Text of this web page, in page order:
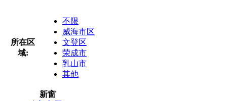
所在区
域:
不限
威海市区
文登区
荣成市
乳山市
其他
新窗